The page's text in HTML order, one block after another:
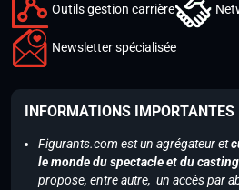
Outils gestion carrière
Newsletter spécialisée
INFORMATIONS IMPORTANTES
Figurants.com est un agrégateur et
le monde du spectacle et du
propose, entre autre, un accès par